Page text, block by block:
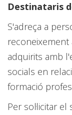
Destinataris
S'adreça a
reconeixement
adquirits amb
socials en
formació
Per sol·licitar